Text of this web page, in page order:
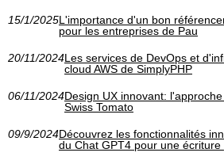
15/1/2025L'importance d'un bon
pour les entreprises de Pau
20/11/2024Les services de DevOps et
cloud AWS de SimplyPHP
06/11/2024Design UX innovant:
Swiss Tomato
09/9/2024Découvrez les fonctionnalités
du Chat GPT4 pour une écriture